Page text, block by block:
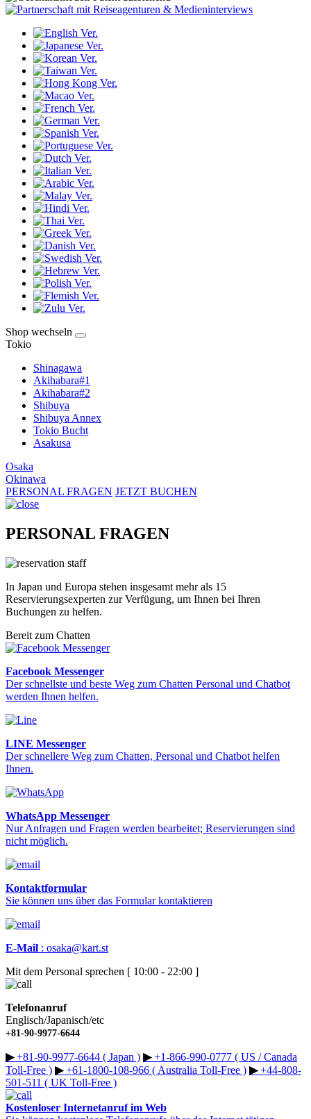
Shop wechseln
Tokio
Shinagawa
Akihabara#1
Akihabara#2
Shibuya
Shibuya Annex
Tokio Bucht
Asakusa
Osaka
Okinawa
PERSONAL FRAGEN JETZT BUCHEN
PERSONAL FRAGEN
In Japan und Europa stehen insgesamt mehr als 15
Reservierungsexperten zur Verfügung, um Ihnen bei Ihren
Buchungen zu helfen.
Bereit zum Chatten
Facebook Messenger
Der schnellste und beste Weg zum Chatten Personal und Chatbot
werden Ihnen helfen.
LINE Messenger
Der schnellere Weg zum Chatten, Personal und Chatbot helfen
Ihnen.
WhatsApp Messenger
Nur Anfragen und Fragen werden bearbeitet; Reservierungen sind
nicht möglich.
Kontaktformular
Sie können uns über das Formular kontaktieren
E-Mail : osaka@kart.st
Mit dem Personal sprechen [ 10:00 - 22:00 ]
Telefonanruf
Englisch/Japanisch/etc
+81-90-9977-6644
▶︎+81-90-9977-6644 ( Japan ) ▶︎+1-866-990-0777 ( US / Canada
Toll-Free ) ▶︎+61-1800-108-966 ( Australia Toll-Free ) ▶︎+44-808-
501-511 ( UK Toll-Free )
Kostenloser Internetanruf im Web